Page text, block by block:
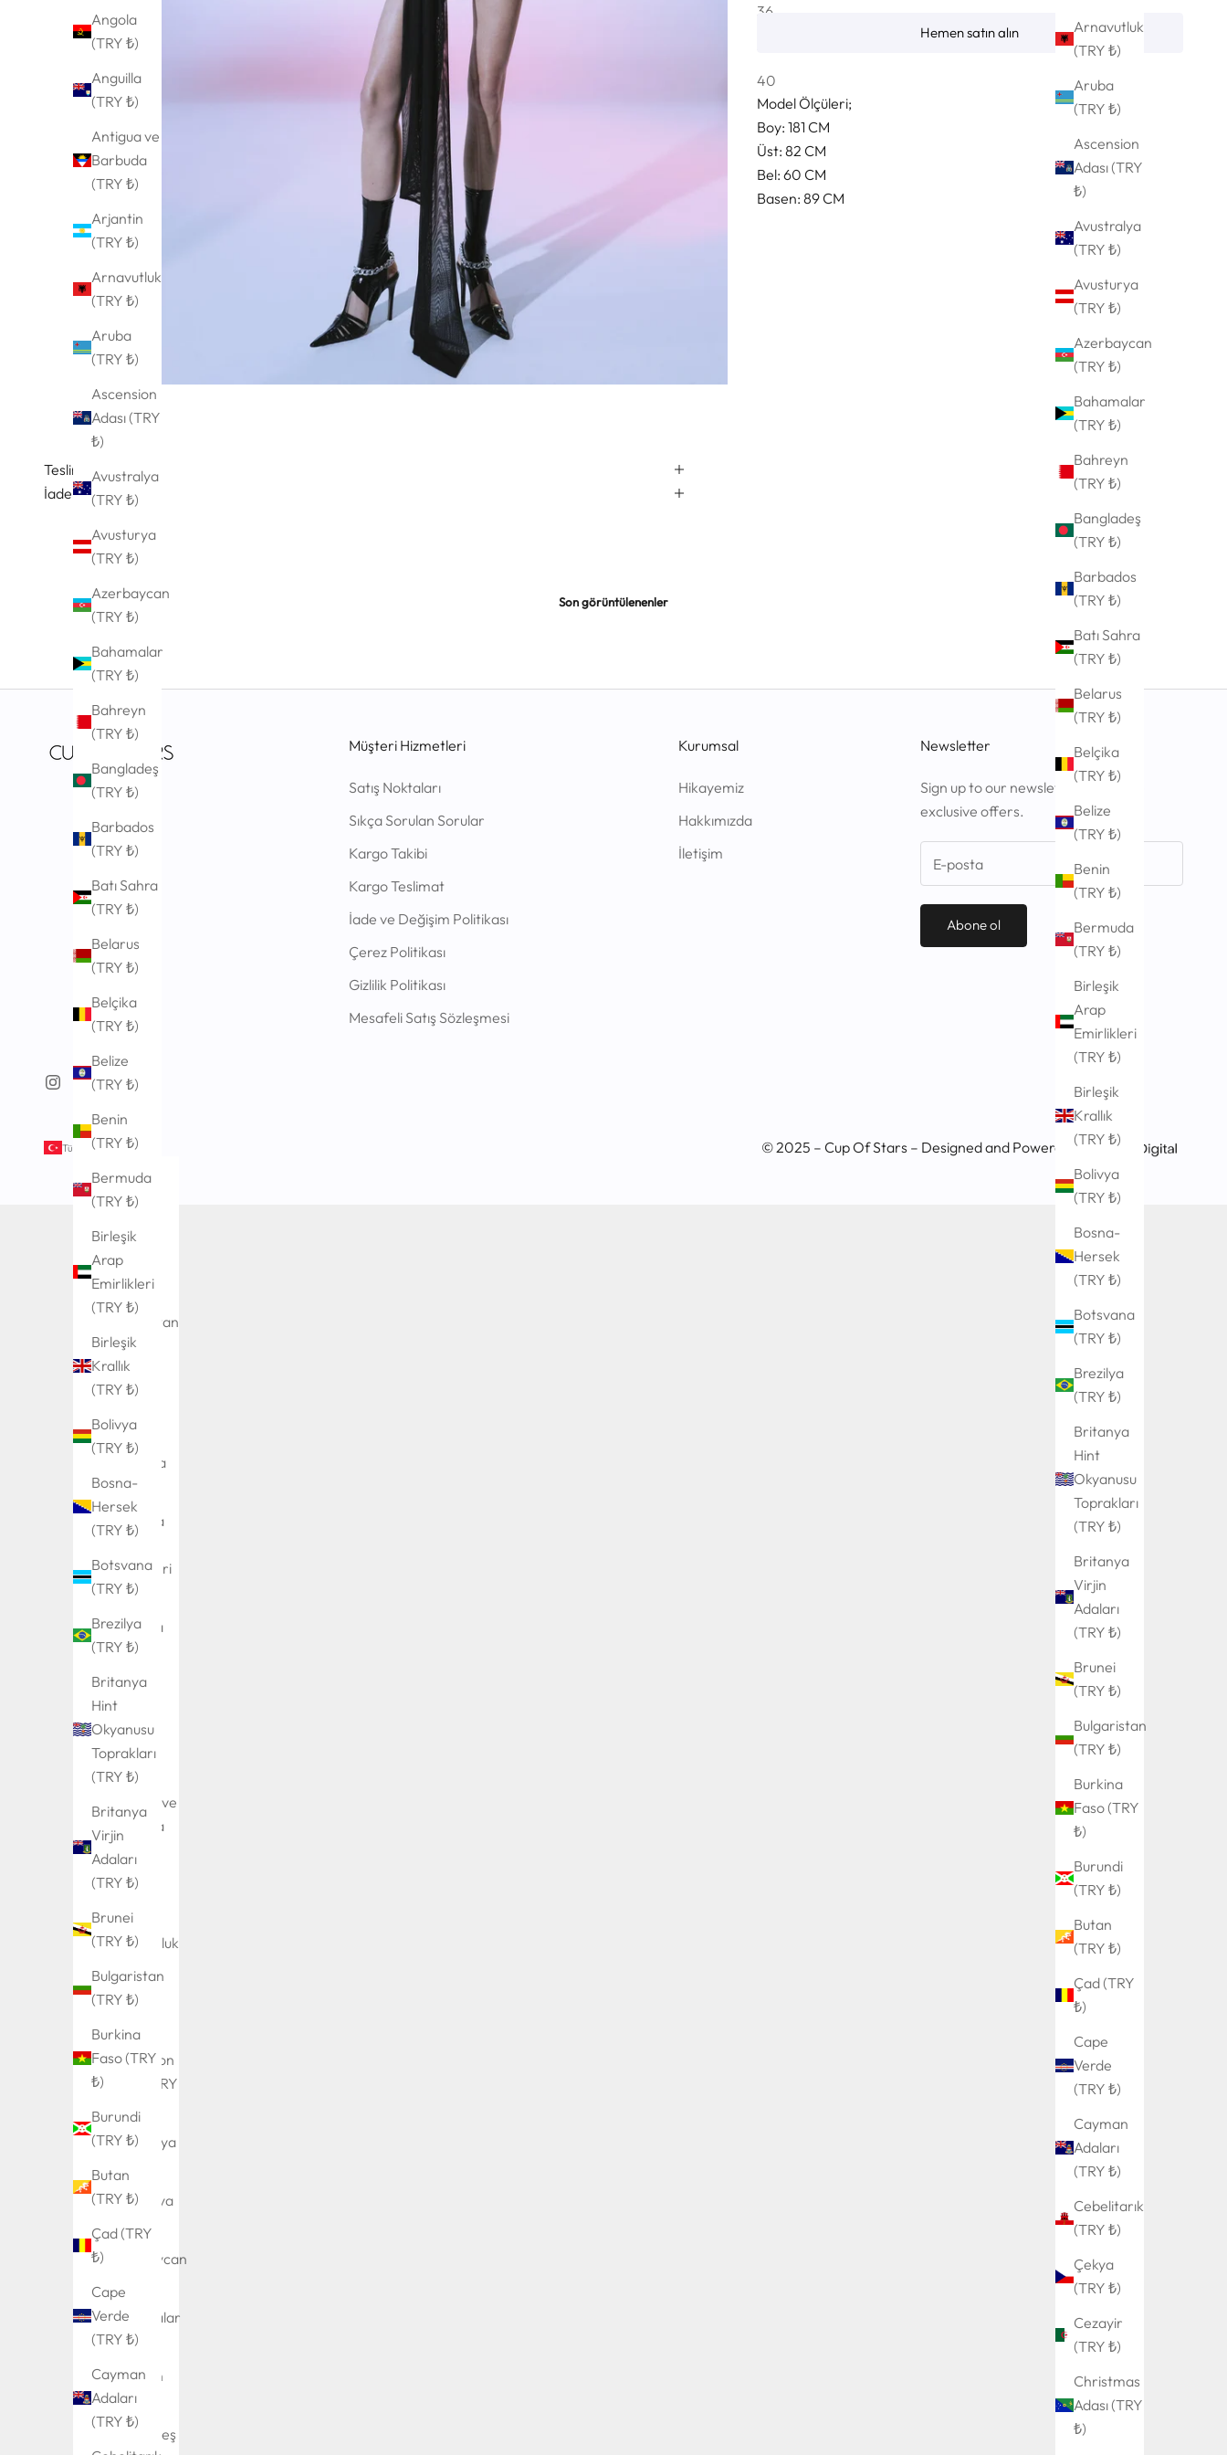
Arnavutluk
(TRY ₺)
Aruba
(TRY ₺)
Ascension
Adası (TRY
₺)
Avustralya
(TRY ₺)
Avusturya
(TRY ₺)
Azerbaycan
(TRY ₺)
Bahamalar
(TRY ₺)
Bahreyn
(TRY ₺)
Bangladeş
(TRY ₺)
Barbados
(TRY ₺)
Batı Sahra
(TRY ₺)
Belarus
(TRY ₺)
Belçika
(TRY ₺)
Belize
(TRY ₺)
Benin
(TRY ₺)
Bermuda
(TRY ₺)
Birleşik
Arap
Emirlikleri
(TRY ₺)
Birleşik
Krallık
(TRY ₺)
Bolivya
(TRY ₺)
Bosna-
Hersek
(TRY ₺)
Botsvana
(TRY ₺)
Brezilya
(TRY ₺)
Britanya
Hint
Okyanusu
Toprakları
(TRY ₺)
Britanya
Virjin
Adaları
(TRY ₺)
Brunei
(TRY ₺)
Bulgaristan
(TRY ₺)
Burkina
Faso (TRY
₺)
Burundi
(TRY ₺)
Butan
(TRY ₺)
Çad (TRY
₺)
Cape
Verde
(TRY ₺)
Cayman
Adaları
(TRY ₺)
Cebelitarık
(TRY ₺)
Çekya
(TRY ₺)
Cezayir
(TRY ₺)
Christmas
Adası (TRY
₺)
Angola
(TRY ₺)
Anguilla
(TRY ₺)
Antigua ve
Barbuda
(TRY ₺)
Arjantin
(TRY ₺)
Arnavutluk
(TRY ₺)
Aruba
(TRY ₺)
Ascension
Adası (TRY
₺)
Avustralya
(TRY ₺)
Avusturya
(TRY ₺)
Azerbaycan
(TRY ₺)
Bahamalar
(TRY ₺)
Bahreyn
(TRY ₺)
Bangladeş
(TRY ₺)
Barbados
(TRY ₺)
Batı Sahra
(TRY ₺)
Belarus
(TRY ₺)
Belçika
(TRY ₺)
Belize
(TRY ₺)
Benin
(TRY ₺)
Bermuda
(TRY ₺)
Birleşik
Arap
Emirlikleri
(TRY ₺)
Birleşik
Krallık
(TRY ₺)
Bolivya
(TRY ₺)
Bosna-
Hersek
(TRY ₺)
Botsvana
(TRY ₺)
Brezilya
(TRY ₺)
Britanya
Hint
Okyanusu
Toprakları
(TRY ₺)
Britanya
Virjin
Adaları
(TRY ₺)
Brunei
(TRY ₺)
Bulgaristan
(TRY ₺)
Burkina
Faso (TRY
₺)
Burundi
(TRY ₺)
Butan
(TRY ₺)
Çad (TRY
₺)
Cape
Verde
(TRY ₺)
Cayman
Adaları
(TRY ₺)
36
40
Hemen satın alın
Model 36 beden giyinmektedir.
Model Ölçüleri;
Boy: 181 CM
Üst: 82 CM
Bel: 60 CM
Basen: 89 CM
Teslimat Süresi
İade Politikası
Son görüntülenenler
Müşteri Hizmetleri
Satış Noktaları
Sıkça Sorulan Sorular
Kargo Takibi
Kargo Teslimat
İade ve Değişim Politikası
Çerez Politikası
Gizlilik Politikası
Mesafeli Satış Sözleşmesi
Kurumsal
Hikayemiz
Hakkımızda
İletişim
Newsletter
Sign up to our newsletter to receive
exclusive offers.
Abone ol
Türkiye (TRY ₺)
Ülke
ABD
Harici
Adaları
(TRY ₺)
Afganistan
(TRY ₺)
Åland
(TRY ₺)
Almanya
(TRY ₺)
Amerika
Devletleri
(TRY ₺)
Andorra
(TRY ₺)
Angola
(TRY ₺)
Anguilla
(TRY ₺)
Antigua ve
Barbuda
(TRY ₺)
Arjantin
Arnavutluk
(TRY ₺)
Aruba
(TRY ₺)
Ascension
Adası (TRY
Avustralya
Avusturya
(TRY ₺)
Azerbaycan
Bahamalar
(TRY ₺)
Bahreyn
(TRY ₺)
Bangladeş
© 2025 – Cup Of Stars – Designed and Powered by